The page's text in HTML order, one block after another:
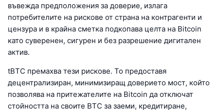
въвежда предположения за доверие, излага
потребителите на рискове от страна на контрагенти и
цензура и в крайна сметка подкопава целта на Bitcoin
като суверенен, сигурен и без разрешение дигитален
актив.
tBTC премахва тези рискове. То предоставя
децентрализиран, минимизиращ доверието мост, който
позволява на притежателите на Bitcoin да отключат
стойността на своите BTC за заеми, кредитиране,